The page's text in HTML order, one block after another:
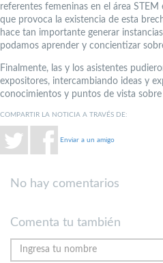
referentes femeninas en el área STEM
que provoca la existencia de esta
hace tan importante generar
podamos aprender y concientizar
Finalmente, las y los asistentes
expositores, intercambiando ideas y
conocimientos y puntos de vista sobre
COMPARTIR LA NOTICIA A TRAVÉS DE:
Enviar a un amigo
No hay comentarios
Comenta tu también